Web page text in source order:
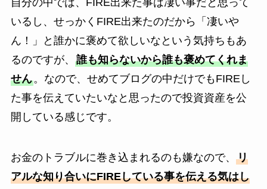
自分の中では、FIRE出来た事は凄い事だと思って
いるし、せっかくFIRE出来たのだから「凄いや
ん！」と誰かに褒めて欲しいなという気持ちもあ
るのですが、 誰も知らないから誰も褒めてくれま
せん。なので、せめてブログの中だけでもFIREし
た事を伝えていたいなと思ったので投資資産を公
開している感じです。
お金のトラブルに巻き込まれるのも嫌なので、 リ
アルな知り合いにFIREしている事を伝える気はし